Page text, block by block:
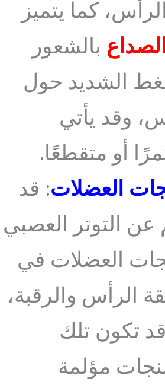
كما يتميز
بالشعور
الشديد حول
وقد يأتي
أو متقطعًا.
العضلات: قد
عن التوتر العصبي
العضلات في
الرأس والرقبة،
تكون تلك
مؤلمة